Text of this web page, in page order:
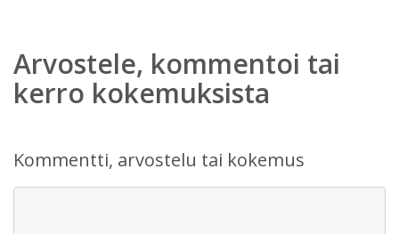
Arvostele, kommentoi tai
kerro kokemuksista
Kommentti, arvostelu tai kokemus